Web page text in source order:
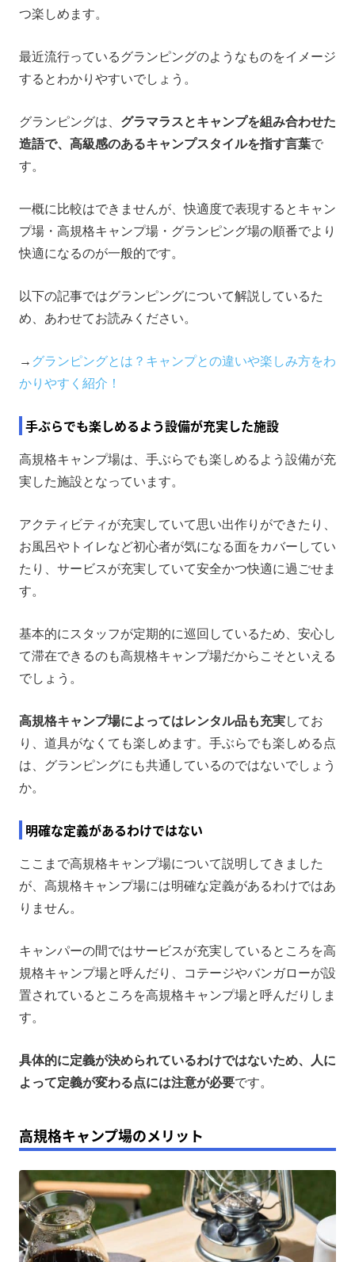
つ楽しめます。
最近流行っているグランピングのようなものをイメージ
するとわかりやすいでしょう。
グランピングは、 グラマラスとキャンプを組み合わせた
造語で、高級感のあるキャンプスタイルを指す言葉で
す。
一概に比較はできませんが、快適度で表現するとキャン
プ場・高規格キャンプ場・グランピング場の順番でより
快適になるのが一般的です。
以下の記事ではグランピングについて解説しているた
め、あわせてお読みください。
→ グランピングとは？キャンプとの違いや楽しみ方をわ
かりやすく紹介！
手ぶらでも楽しめるよう設備が充実した施設
高規格キャンプ場は、手ぶらでも楽しめるよう設備が充
実した施設となっています。
アクティビティが充実していて思い出作りができたり、
お風呂やトイレなど初心者が気になる面をカバーしてい
たり、サービスが充実していて安全かつ快適に過ごせま
す。
基本的にスタッフが定期的に巡回しているため、安心し
て滞在できるのも高規格キャンプ場だからこそといえる
でしょう。
高規格キャンプ場によってはレンタル品も充実してお
り、道具がなくても楽しめます。手ぶらでも楽しめる点
は、グランピングにも共通しているのではないでしょう
か。
明確な定義があるわけではない
ここまで高規格キャンプ場について説明してきました
が、高規格キャンプ場には明確な定義があるわけではあ
りません。
キャンパーの間ではサービスが充実しているところを高
規格キャンプ場と呼んだり、コテージやバンガローが設
置されているところを高規格キャンプ場と呼んだりしま
す。
具体的に定義が決められているわけではないため、人に
よって定義が変わる点には注意が必要です。
高規格キャンプ場のメリット